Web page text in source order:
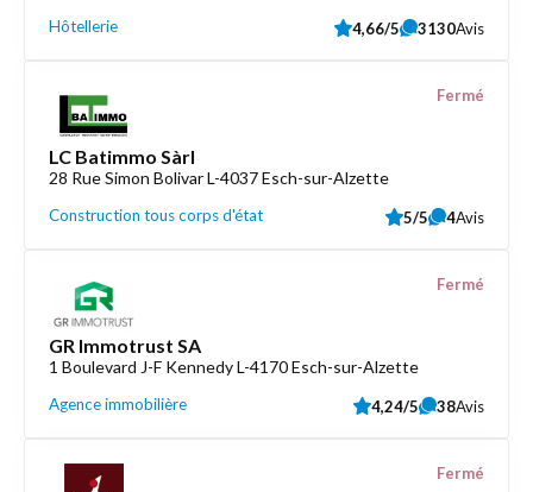
Hôtellerie 4,66/5 3130Avis
LC Batimmo Sàrl
28 Rue Simon Bolivar L-4037 Esch-sur-Alzette
Construction tous corps d'état
Fermé
5/5 4Avis
GR Immotrust SA
1 Boulevard J-F Kennedy L-4170 Esch-sur-Alzette
Agence immobilière
Fermé
4,24/5 38Avis
Fermé